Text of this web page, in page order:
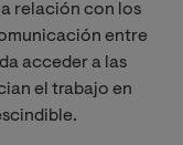
relación con los
entre
acceder a las
el trabajo en